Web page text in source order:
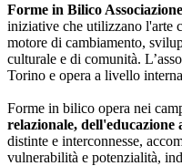
Forme in Bilico
iniziative che utilizzano l'arte
motore di cambiamento,
culturale e di comunità.
Torino e opera a livello
Forme in bilico opera nei
relazionale,
distinte e interconnesse,
vulnerabilità e potenzialità,